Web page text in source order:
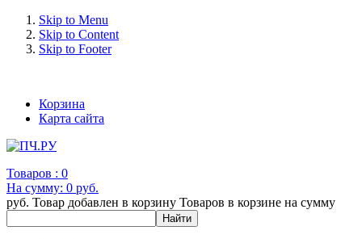
Skip to Menu
Skip to Content
Skip to Footer
Корзина
Карта сайта
Товаров : 0
На сумму: 0 руб.
руб. Товар добавлен в корзину Товаров в корзине на сумму